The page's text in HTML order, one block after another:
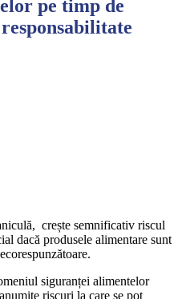
pe timp de
crește semnificativ riscul
dacă produsele alimentare sunt
siguranței alimentelor
riscuri la care se pot